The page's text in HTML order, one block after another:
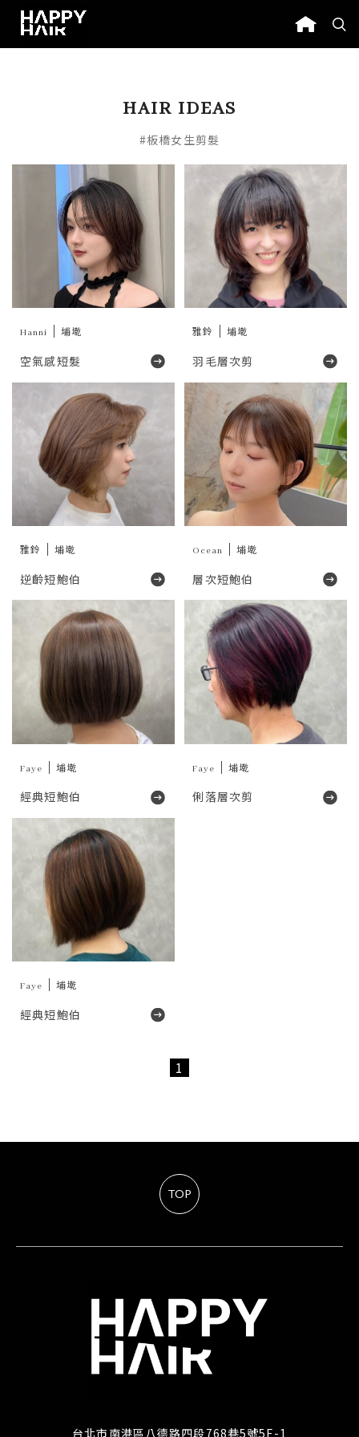
HAIR IDEAS
#板橋女生剪髮
Hanni 埔墘
空氣感短髮
雅鈴 埔墘
羽毛層次剪
雅鈴 埔墘
逆齡短鮑伯
Ocean 埔墘
層次短鮑伯
Faye 埔墘
經典短鮑伯
Faye 埔墘
俐落層次剪
Faye 埔墘
經典短鮑伯
1
TOP
台北市南港區八德路四段768巷5號5F-1